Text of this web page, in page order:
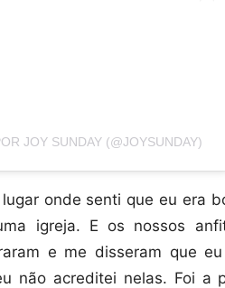
JOY SUNDAY (@JOYSUNDAY)
onde senti que eu era
igreja. E os nossos
e me disseram que
não acreditei nelas. Foi a